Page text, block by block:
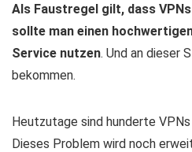
Als Faustregel gilt, dass
sollte man einen
Service nutzen. Und an dieser
bekommen.
Heutzutage sind hunderte
Dieses Problem wird noch